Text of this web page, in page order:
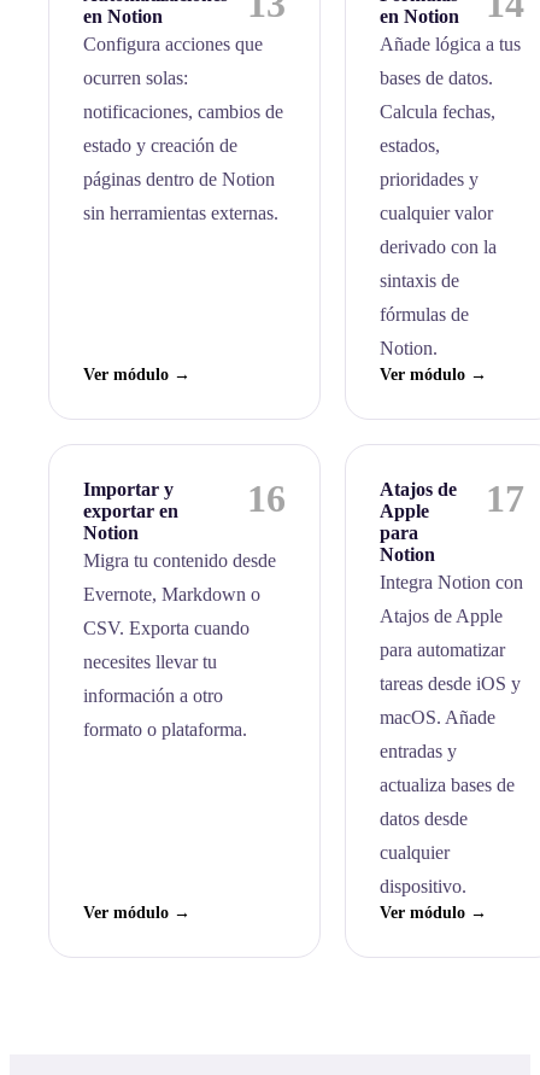
en Notion
Configura acciones que
ocurren solas:
notificaciones, cambios de
estado y creación de
páginas dentro de Notion
sin herramientas externas.
Ver módulo →
en Notion
Añade lógica a tus
bases de datos.
Calcula fechas,
estados,
prioridades y
cualquier valor
derivado con la
sintaxis de
fórmulas de
Notion.
Ver módulo →
Importar y
exportar en
Notion
16
Migra tu contenido desde
Evernote, Markdown o
CSV. Exporta cuando
necesites llevar tu
información a otro
formato o plataforma.
Ver módulo →
Atajos de
Apple
para
Notion
17
Integra Notion con
Atajos de Apple
para automatizar
tareas desde iOS y
macOS. Añade
entradas y
actualiza bases de
datos desde
cualquier
dispositivo.
Ver módulo →